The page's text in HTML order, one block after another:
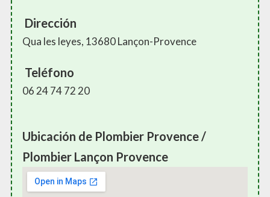
Dirección
Qua les leyes, 13680 Lançon-Provence
Teléfono
06 24 74 72 20
Ubicación de Plombier Provence /
Plombier Lançon Provence